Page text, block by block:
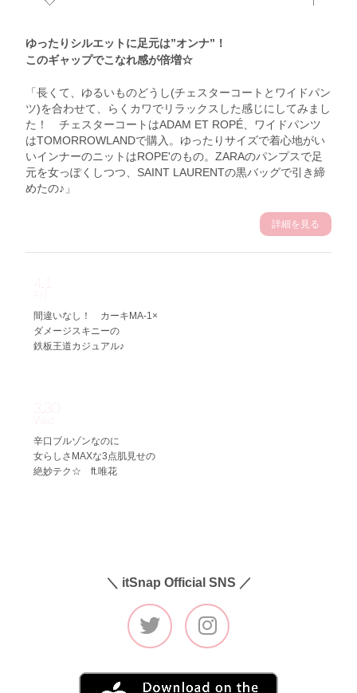
ゆったりシルエットに足元は”オンナ”！
このギャップでこなれ感が倍増☆
「長くて、ゆるいものどうし(チェスターコートとワイドパン
ツ)を合わせて、らくカワでリラックスした感じにしてみまし
た！ チェスターコートはADAM ET ROPÉ、ワイドパンツ
はTOMORROWLANDで購入。ゆったりサイズで着心地がい
いインナーのニットはROPE'のもの。ZARAのパンプスで足
元を女っぽくしつつ、SAINT LAURENTの黒バッグで引き締
めたの♪」
詳細を見る
4.1
Fri
間違いなし！ カーキMA-1×
ダメージスキニーの
鉄板王道カジュアル♪
Wed
辛口ブルゾンなのに
女らしさMAXな3点肌見せの
絶妙テク☆ ft.唯花
＼ itSnap Official SNS ／